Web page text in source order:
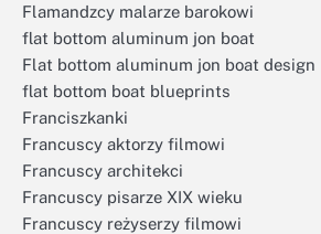
Flamandzcy malarze barokowi
flat bottom aluminum jon boat
Flat bottom aluminum jon boat design
flat bottom boat blueprints
Franciszkanki
Francuscy aktorzy filmowi
Francuscy architekci
Francuscy pisarze XIX wieku
Francuscy reżyserzy filmowi